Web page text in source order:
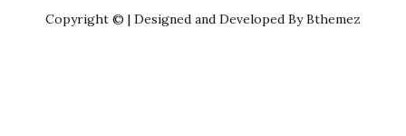
Copyright © | Designed and Developed By Bthemez